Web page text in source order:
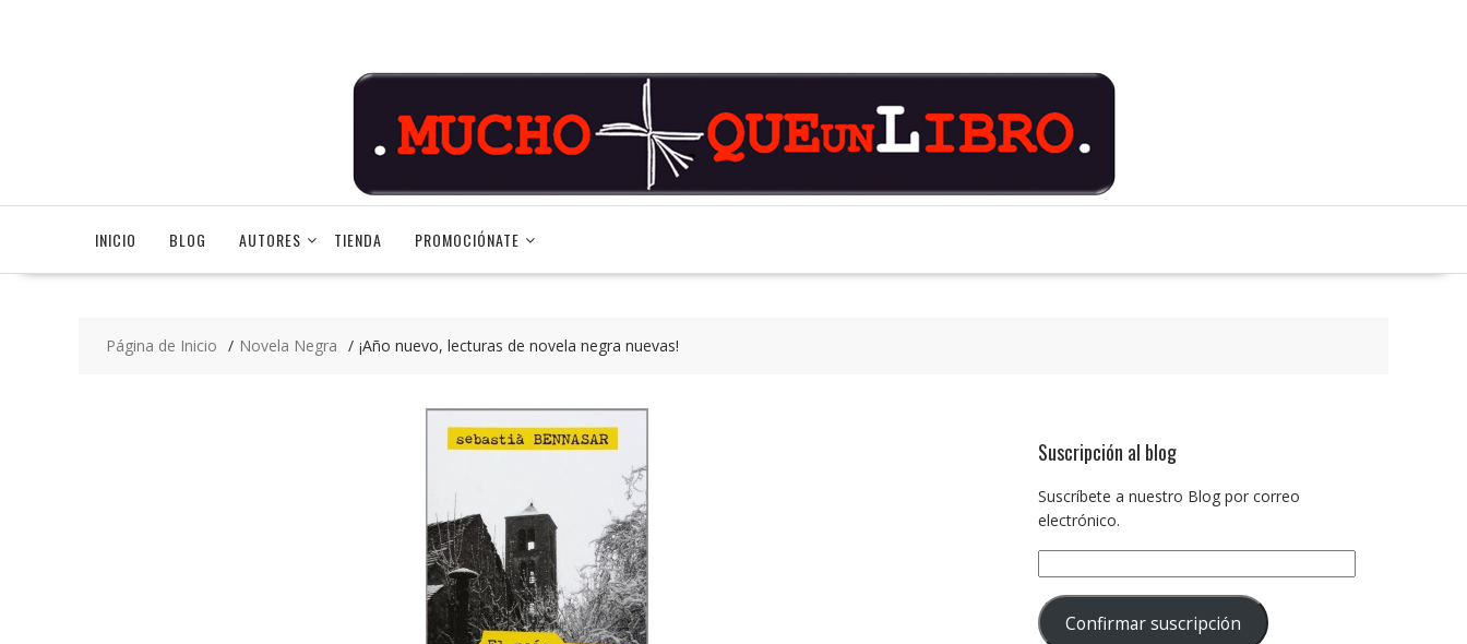
INICIO BLOG AUTORES TIENDA PROMOCIÓNATE
Página de Inicio Novela Negra ¡Año nuevo, lecturas de novela negra nuevas!
Suscripción al blog
Suscríbete a nuestro Blog por correo
electrónico.
de
correo
electrónico:
Confirmar suscripción